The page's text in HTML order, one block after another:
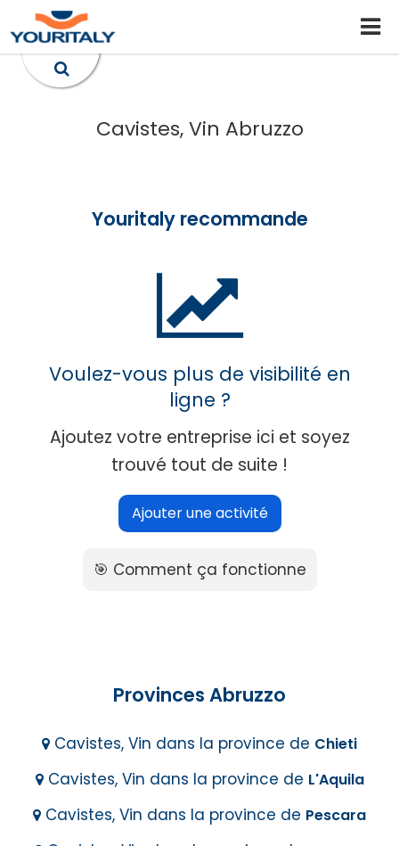
Cavistes, Vin Abruzzo
Youritaly recommande
Voulez-vous plus de visibilité en
ligne ?
Ajoutez votre entreprise ici et soyez
trouvé tout de suite !
Ajouter une activité
🎯 Comment ça fonctionne
Provinces Abruzzo
Cavistes, Vin dans la province de Chieti
Cavistes, Vin dans la province de L'Aquila
Cavistes, Vin dans la province de Pescara